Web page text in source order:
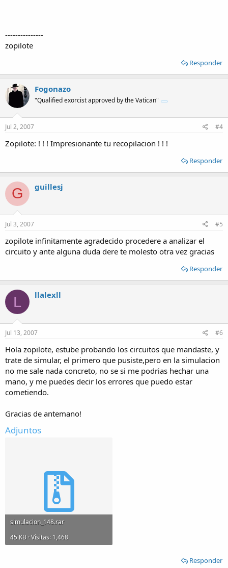
---------------
zopilote
Responder
Fogonazo
"Qualified exorcist approved by the Vatican"
Jul 2, 2007 #4
Zopilote: ! ! ! Impresionante tu recopilacion ! ! !
Responder
G guillesj
Jul 3, 2007 #5
zopilote infinitamente agradecido procedere a analizar el
circuito y ante alguna duda dere te molesto otra vez gracias
Responder
L llalexll
Jul 13, 2007 #6
Hola zopilote, estube probando los circuitos que mandaste, y
trate de simular, el primero que pusiste,pero en la simulacion
no me sale nada concreto, no se si me podrias hechar una
mano, y me puedes decir los errores que puedo estar
cometiendo.
Gracias de antemano!
Adjuntos
simulacion_148.rar
45 KB · Visitas: 1,468
Responder